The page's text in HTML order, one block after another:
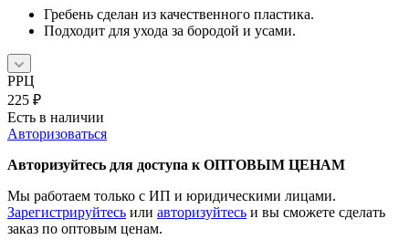
Гребень сделан из качественного пластика.
Подходит для ухода за бородой и усами.
РРЦ
225 ₽
Есть в наличии
Авторизоваться
Авторизуйтесь для доступа к ОПТОВЫМ ЦЕНАМ
Мы работаем только с ИП и юридическими лицами.
Зарегистрируйтесь или авторизуйтесь и вы сможете сделать
заказ по оптовым ценам.